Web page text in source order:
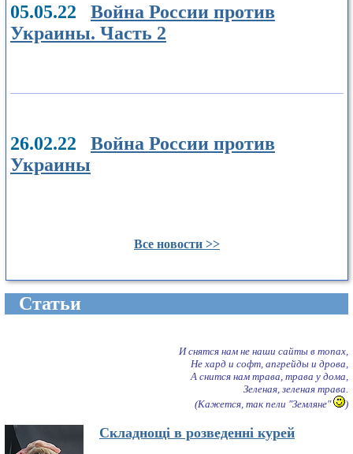
05.05.22 Война России против
Украины. Часть 2
26.02.22 Война России против
Украины
Все новости >>
Cтатьи
И снятся нам не наши сайты в топах,
Не хард и софт, апгрейды и дрова,
А снится нам трава, трава у дома,
Зеленая, зеленая трава.
(Кажется, так пели "Земляне"
)
Складнощі в розведенні курей